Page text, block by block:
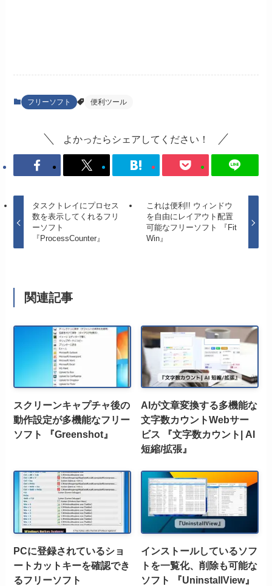
フリーソフト 便利ツール
よかったらシェアしてください！
タスクトレイにプロセス
数を表示してくれるフリ
ーソフト
『ProcessCounter』
これは便利!! ウィンドウ
を自由にレイアウト配置
可能なフリーソフト 『Fit
Win』
関連記事
スクリーンキャプチャ後の
動作設定が多機能なフリー
ソフト 『Greenshot』
AIが文章変換する多機能な
文字数カウントWebサー
ビス 『文字数カウント| AI
短縮/拡張』
PCに登録されているショ
ートカットキーを確認でき
るフリーソフト
インストールしているソフ
トを一覧化、削除も可能な
ソフト 『UninstallView』